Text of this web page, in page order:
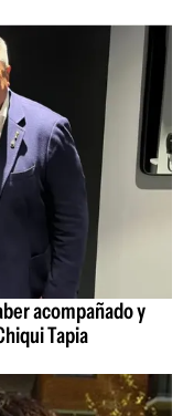
acompañado y
Tapia